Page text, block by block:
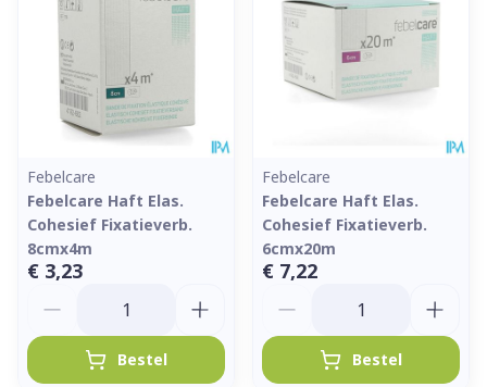
Febelcare
Febelcare Haft Elas.
Cohesief Fixatieverb.
8cmx4m
€ 3,23
Bestel
Febelcare
Febelcare Haft Elas.
Cohesief Fixatieverb.
6cmx20m
€ 7,22
Bestel